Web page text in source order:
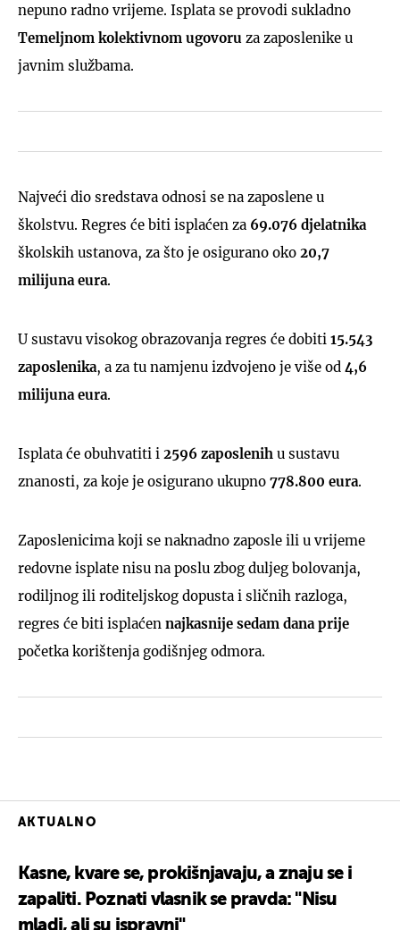
nepuno radno vrijeme. Isplata se provodi sukladno
Temeljnom kolektivnom ugovoru za zaposlenike u
javnim službama.
Najveći dio sredstava odnosi se na zaposlene u
školstvu. Regres će biti isplaćen za 69.076 djelatnika
školskih ustanova, za što je osigurano oko 20,7
milijuna eura.
U sustavu visokog obrazovanja regres će dobiti 15.543
zaposlenika, a za tu namjenu izdvojeno je više od 4,6
milijuna eura.
Isplata će obuhvatiti i 2596 zaposlenih u sustavu
znanosti, za koje je osigurano ukupno 778.800 eura.
Zaposlenicima koji se naknadno zaposle ili u vrijeme
redovne isplate nisu na poslu zbog duljeg bolovanja,
rodiljnog ili roditeljskog dopusta i sličnih razloga,
regres će biti isplaćen najkasnije sedam dana prije
početka korištenja godišnjeg odmora.
AKTUALNO
Kasne, kvare se, prokišnjavaju, a znaju se i
zapaliti. Poznati vlasnik se pravda: "Nisu
mladi, ali su ispravni"